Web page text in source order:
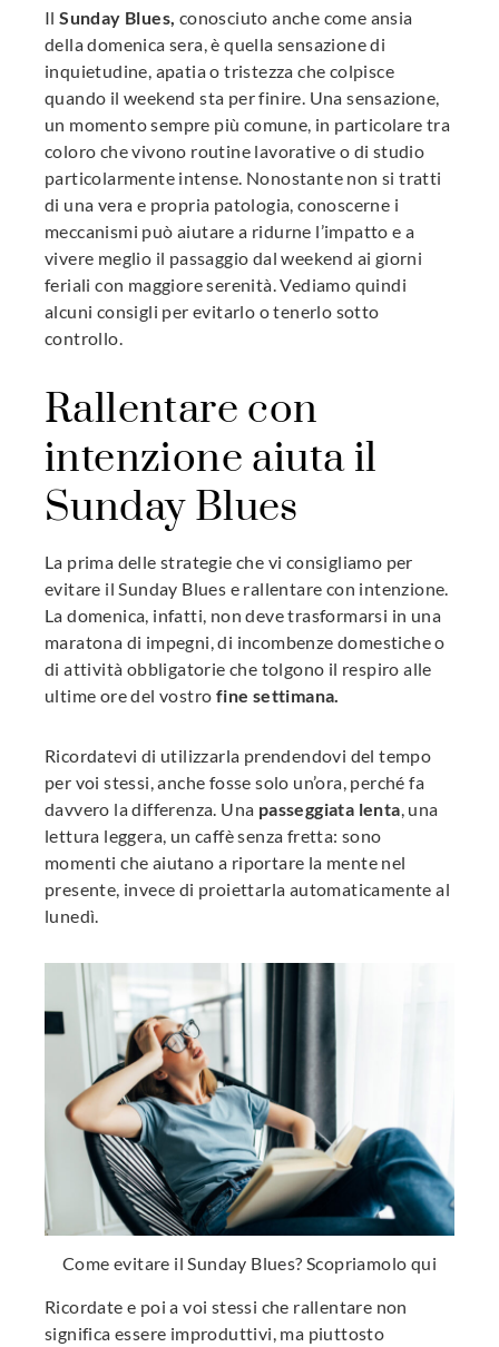
IlSunday Blues, conosciuto anche come ansia
della domenica sera, è quella sensazione di
inquietudine, apatia o tristezza che colpisce
quando il weekend sta per finire. Una sensazione,
un momento sempre più comune, in particolare tra
coloro che vivono routine lavorative o di studio
particolarmente intense. Nonostante non si tratti
di una vera e propria patologia, conoscerne i
meccanismi può aiutare a ridurne l’impatto e a
vivere meglio il passaggio dal weekend ai giorni
feriali con maggiore serenità. Vediamo quindi
alcuni consigli per evitarlo o tenerlo sotto
controllo.
Rallentare con
intenzione aiuta il
Sunday Blues
La prima delle strategie che vi consigliamo per
evitare il Sunday Blues e rallentare con intenzione.
La domenica, infatti, non deve trasformarsi in una
maratona di impegni, di incombenze domestiche o
di attività obbligatorie che tolgono il respiro alle
ultime ore del vostro fine settimana.
Ricordatevi di utilizzarla prendendovi del tempo
per voi stessi, anche fosse solo un’ora, perché fa
davvero la differenza. Una passeggiata lenta , una
lettura leggera, un caffè senza fretta: sono
momenti che aiutano a riportare la mente nel
presente, invece di proiettarla automaticamente al
lunedì.
Come evitare il Sunday Blues? Scopriamolo qui
Ricordate e poi a voi stessi che rallentare non
significa essere improduttivi, ma piuttosto